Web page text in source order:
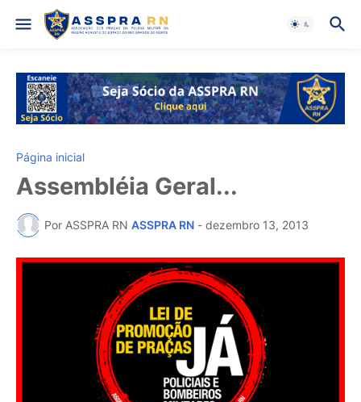
Página inicial
Assembléia Geral...
Por ASSPRA RN ASSPRA RN - dezembro 13, 2013